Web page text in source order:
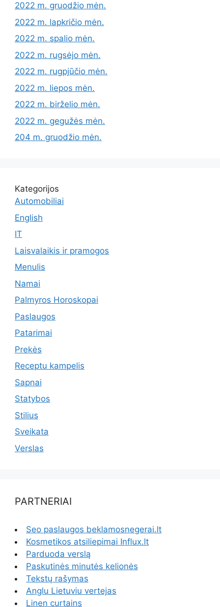
2022 m. gruodžio mėn.
2022 m. lapkričio mėn.
2022 m. spalio mėn.
2022 m. rugsėjo mėn.
2022 m. rugpjūčio mėn.
2022 m. liepos mėn.
2022 m. birželio mėn.
2022 m. gegužės mėn.
204 m. gruodžio mėn.
Kategorijos
Automobiliai
English
IT
Laisvalaikis ir pramogos
Menulis
Namai
Palmyros Horoskopai
Paslaugos
Patarimai
Prekės
Receptu kampelis
Sapnai
Statybos
Stilius
Sveikata
Verslas
PARTNERIAI
Seo paslaugos beklamosnegerai.lt
Kosmetikos atsiliepimai Influx.lt
Parduoda verslą
Paskutinės minutės kelionės
Tekstų rašymas
Anglu Lietuviu vertejas
Linen curtains